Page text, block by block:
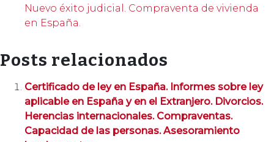
Nuevo éxito judicial. Compraventa de vivienda
en España.
Posts relacionados
Certificado de ley en España. Informes sobre ley
aplicable en España y en el Extranjero. Divorcios.
Herencias internacionales. Compraventas.
Capacidad de las personas. Asesoramiento